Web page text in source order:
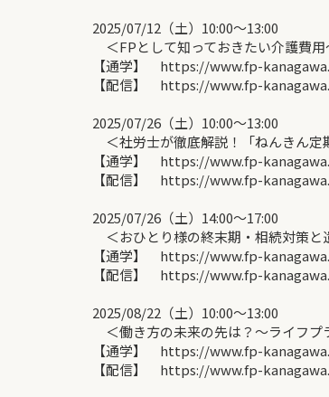
2025/07/12（土）10:00〜13:00
＜FPとして知っておきたい介護費
【通学】 https://www.fp-
【配信】 https://www.fp-
2025/07/26（土）10:00〜13:00
＜社労士が徹底解説！「ねんきん定
【通学】 https://www.fp-
【配信】 https://www.fp-
2025/07/26（土）14:00〜17:00
＜おひとり様の終末期・相続対策
【通学】 https://www.fp-
【配信】 https://www.fp-
2025/08/22（土）10:00〜13:00
＜働き方の未来の先は？～ライフプ
【通学】 https://www.fp-
【配信】 https://www.fp-